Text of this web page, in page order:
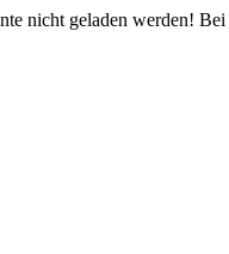
nicht geladen werden!